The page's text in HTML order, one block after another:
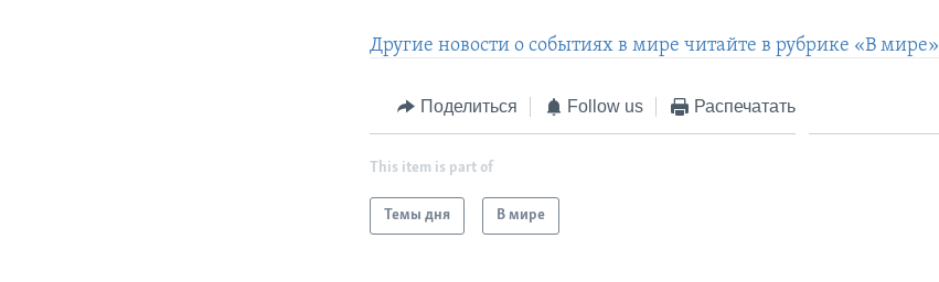
Другие новости о событиях в мире читайте в рубрике «В мире»
Поделиться Follow us Распечатать
This item is part of
Темы дня В мире